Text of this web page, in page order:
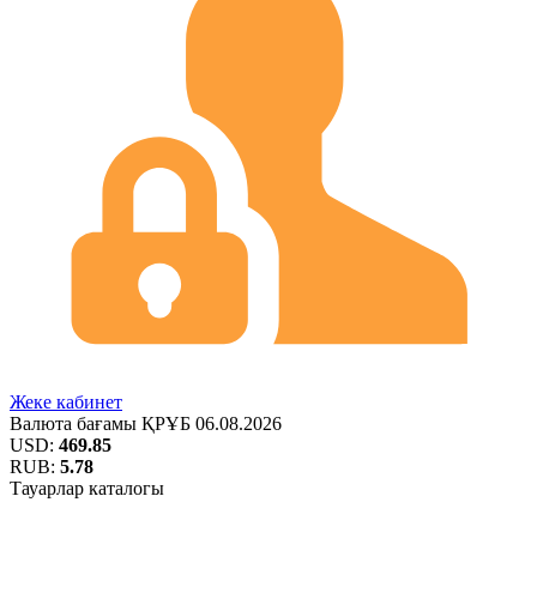
Жеке кабинет
Валюта бағамы ҚРҰБ 06.08.2026
USD: 469.85
RUB: 5.78
Тауарлар каталогы